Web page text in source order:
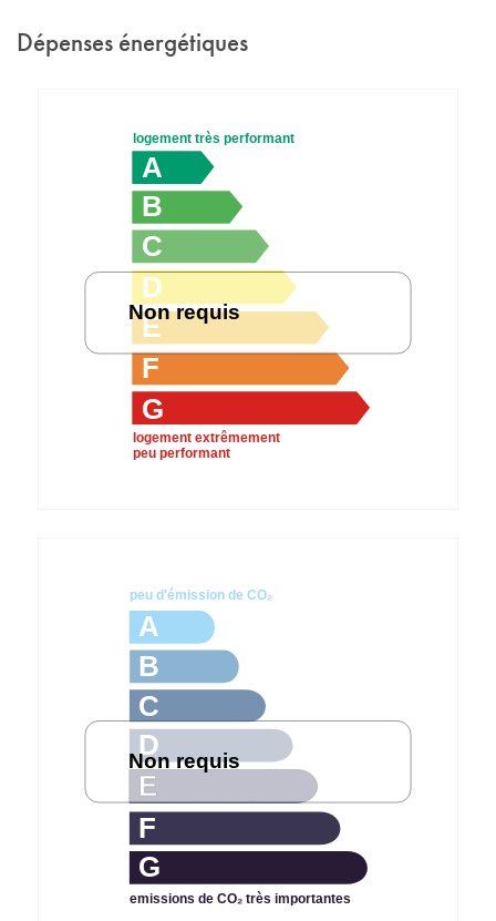
Dépenses énergétiques
A
B
C
D
E
F
G
logement très performant
logement extrêmement
peu performant
Non requis
A
B
C
D
E
F
G
emissions de CO₂ très importantes
peu d'émission de CO₂
Non requis